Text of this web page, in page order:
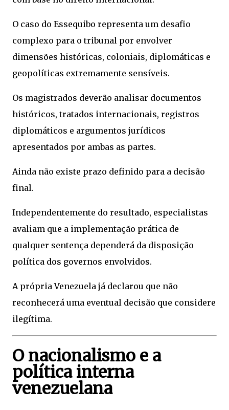
O caso do Essequibo representa um desafio
complexo para o tribunal por envolver
dimensões históricas, coloniais, diplomáticas e
geopolíticas extremamente sensíveis.
Os magistrados deverão analisar documentos
históricos, tratados internacionais, registros
diplomáticos e argumentos jurídicos
apresentados por ambas as partes.
Ainda não existe prazo definido para a decisão
final.
Independentemente do resultado, especialistas
avaliam que a implementação prática de
qualquer sentença dependerá da disposição
política dos governos envolvidos.
A própria Venezuela já declarou que não
reconhecerá uma eventual decisão que considere
ilegítima.
O nacionalismo e a
política interna
venezuelana